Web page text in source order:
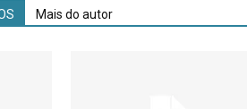
Mais do autor